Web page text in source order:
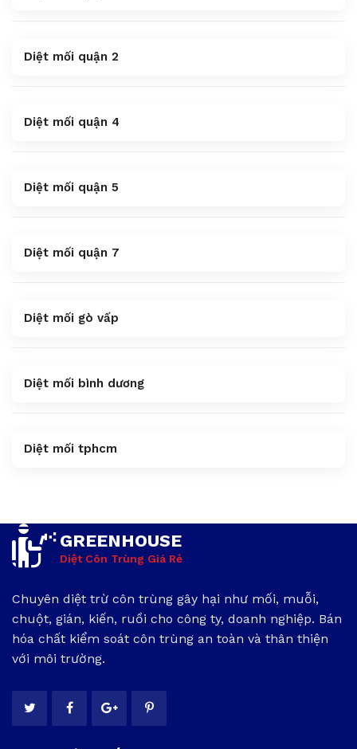
Diệt mối quận 2
Diệt mối quận 4
Diệt mối quận 5
Diệt mối quận 7
Diệt mối gò vấp
Diệt mối bình dương
Diệt mối tphcm
GREENHOUSE
Diệt Côn Trùng Giá Rẻ
Chuyên diệt trừ côn trùng gây hại như mối, muỗi,
chuột, gián, kiến, ruồi cho công ty, doanh nghiệp. Bán
hóa chất kiểm soát côn trùng an toàn và thân thiện
với môi trường.